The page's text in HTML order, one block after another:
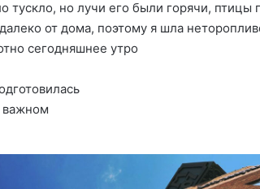
тускло, но лучи его были горячи, птицы
от дома, поэтому я шла
сегодняшнее утро
важном